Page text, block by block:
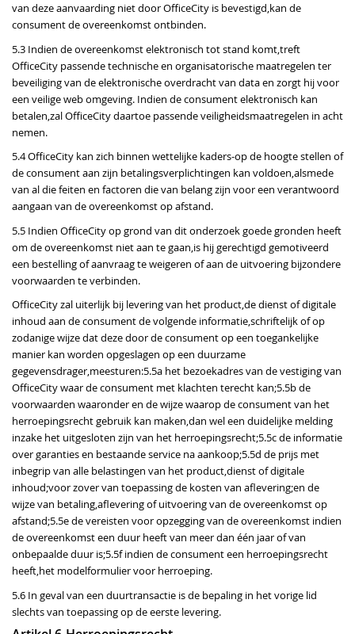
van deze aanvaarding niet door OfficeCity is bevestigd,kan de
consument de overeenkomst ontbinden.
5.3 Indien de overeenkomst elektronisch tot stand komt,treft
OfficeCity passende technische en organisatorische maatregelen ter
beveiliging van de elektronische overdracht van data en zorgt hij voor
een veilige web omgeving. Indien de consument elektronisch kan
betalen,zal OfficeCity daartoe passende veiligheidsmaatregelen in acht
nemen.
5.4 OfficeCity kan zich binnen wettelijke kaders-op de hoogte stellen of
de consument aan zijn betalingsverplichtingen kan voldoen,alsmede
van al die feiten en factoren die van belang zijn voor een verantwoord
aangaan van de overeenkomst op afstand.
5.5 Indien OfficeCity op grond van dit onderzoek goede gronden heeft
om de overeenkomst niet aan te gaan,is hij gerechtigd gemotiveerd
een bestelling of aanvraag te weigeren of aan de uitvoering bijzondere
voorwaarden te verbinden.
OfficeCity zal uiterlijk bij levering van het product,de dienst of digitale
inhoud aan de consument de volgende informatie,schriftelijk of op
zodanige wijze dat deze door de consument op een toegankelijke
manier kan worden opgeslagen op een duurzame
gegevensdrager,meesturen:5.5a het bezoekadres van de vestiging van
OfficeCity waar de consument met klachten terecht kan;5.5b de
voorwaarden waaronder en de wijze waarop de consument van het
herroepingsrecht gebruik kan maken,dan wel een duidelijke melding
inzake het uitgesloten zijn van het herroepingsrecht;5.5c de informatie
over garanties en bestaande service na aankoop;5.5d de prijs met
inbegrip van alle belastingen van het product,dienst of digitale
inhoud;voor zover van toepassing de kosten van aflevering;en de
wijze van betaling,aflevering of uitvoering van de overeenkomst op
afstand;5.5e de vereisten voor opzegging van de overeenkomst indien
de overeenkomst een duur heeft van meer dan één jaar of van
onbepaalde duur is;5.5f indien de consument een herroepingsrecht
heeft,het modelformulier voor herroeping.
5.6 In geval van een duurtransactie is de bepaling in het vorige lid
slechts van toepassing op de eerste levering.